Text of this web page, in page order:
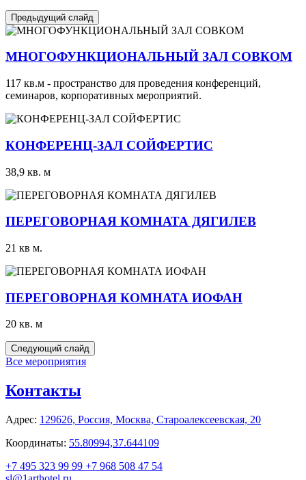
Предыдущий слайд
МНОГОФУНКЦИОНАЛЬНЫЙ ЗАЛ СОВКОМ
117 кв.м - пространство для проведения конференций,
семинаров, корпоративных мероприятий.
КОНФЕРЕНЦ-ЗАЛ СОЙФЕРТИС
38,9 кв. м
ПЕРЕГОВОРНАЯ КОМНАТА ДЯГИЛЕВ
21 кв м.
ПЕРЕГОВОРНАЯ КОМНАТА ИОФАН
20 кв. м
Следующий слайд
Все мероприятия
Контакты
Адрес: 129626, Россия, Москва, Староалексеевская, 20
Координаты: 55.80994,37.644109
+7 495 323 99 99 +7 968 508 47 54